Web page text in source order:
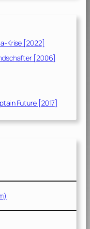
Krise [2022]
[2006]
Future [2017]